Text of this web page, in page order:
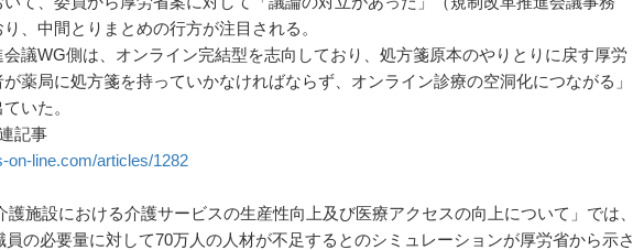
、中間とりまとめの行方が注目される。
議WG側は、オンライン完結型を志向しており、処方箋原本のやりとりに戻す厚労
薬局に処方箋を持っていかなければならず、オンライン診療の空洞化につながる」
いた。
記事
on-line.com/articles/1282
施設における介護サービスの生産性向上及び医療アクセスの向上について」では、
員の必要量に対して70万人の人材が不足するとのシミュレーションが厚労省から示さ